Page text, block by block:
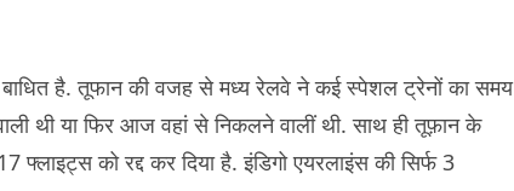
है. तूफान की वजह से मध्य रेलवे ने कई स्पेशल ट्रेनों का समय
थी या फिर आज वहां से निकलने वालीं थी. साथ ही तूफ़ान के
को रद्द कर दिया है. इंडिगो एयरलाइंस की सिर्फ 3